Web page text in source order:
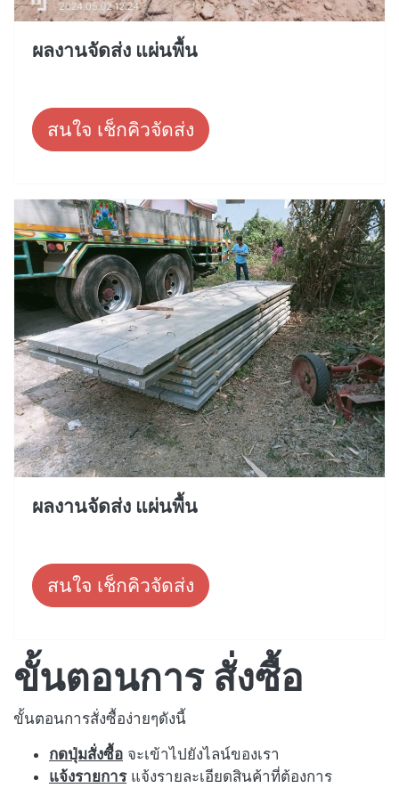
ผลงานจัดส่ง แผ่นพื้น
สนใจ เช็กคิวจัดส่ง
ผลงานจัดส่ง แผ่นพื้น
สนใจ เช็กคิวจัดส่ง
ขั้นตอนการ สั่งซื้อ
ขั้นตอนการสั่งซื้อง่ายๆดังนี้
กดปุ่มสั่งซื้อ จะเข้าไปยังไลน์ของเรา
แจ้งรายการแจ้งรายละเอียดสินค้าที่ต้องการ